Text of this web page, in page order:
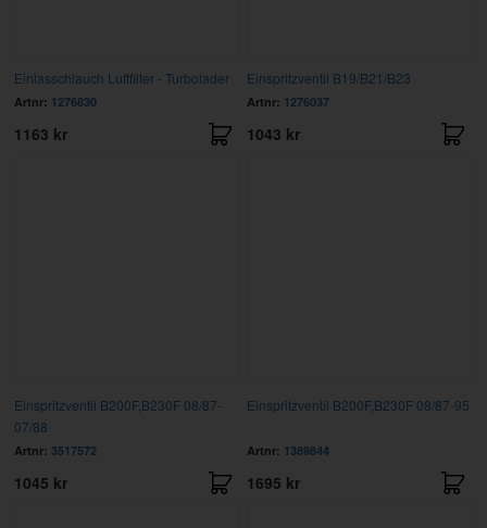
Einlasschlauch Luftfilter - Turbolader
Artnr: 1276830
1163 kr
Einspritzventil B19/B21/B23
Artnr: 1276037
1043 kr
Einspritzventil B200F,B230F 08/87-
07/88
Artnr: 3517572
1045 kr
Einspritzventil B200F,B230F 08/87-95
Artnr: 1389844
1695 kr